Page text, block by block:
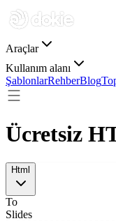
Araçlar
Kullanım alanı
ŞablonlarRehberBlog
Ücretsiz
Html
To
Slides